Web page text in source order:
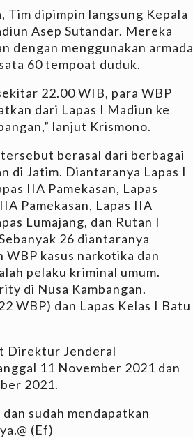
Tim dipimpin langsung Kepala
Asep Sutandar. Mereka
dengan menggunakan armada
60 tempoat duduk.
22.00 WIB, para WBP
dari Lapas I Madiun ke
lanjut Krismono.
tersebut berasal dari berbagai
di Jatim. Diantaranya Lapas I
IIA Pamekasan, Lapas
Pamekasan, Lapas IIA
Lumajang, dan Rutan I
26 diantaranya
WBP kasus narkotika dan
pelaku kriminal umum.
di Nusa Kambangan.
WBP) dan Lapas Kelas I Batu
Direktur Jenderal
11 November 2021 dan
2021.
sudah mendapatkan
(Ef)